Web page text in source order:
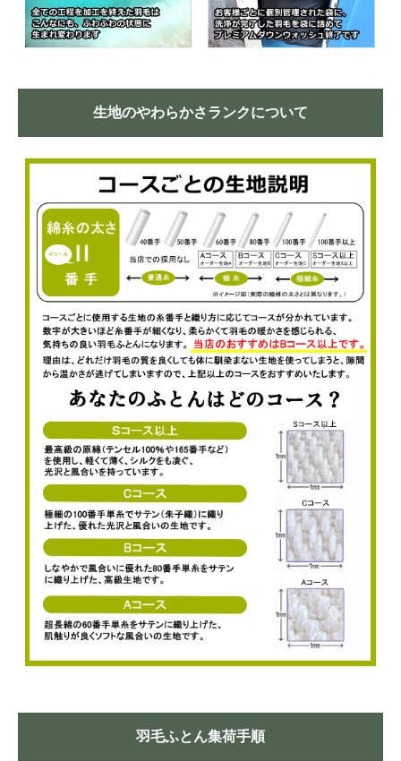
生地のやわらかさランクについて
羽毛ふとん集荷手順